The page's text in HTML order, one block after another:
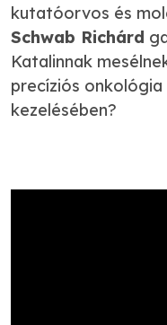
kutatóorvos és
Schwab Richárd
Katalinnak
precíziós
kezelésében?